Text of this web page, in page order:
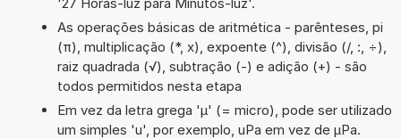
As operações básicas de aritmética - parênteses, pi
(π), multiplicação (*, x), expoente (^), divisão (/, :, ÷),
raiz quadrada (√), subtração (-) e adição (+) - são
todos permitidos nesta etapa
Em vez da letra grega 'µ' (= micro), pode ser utilizado
um simples 'u', por exemplo, uPa em vez de µPa.